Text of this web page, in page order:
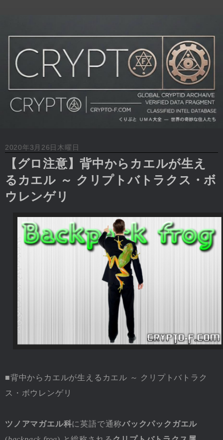
2020年3月26日木曜日
【グロ注意】背中からカエルが生え
るカエル ～ クリプトバトラクス・ボ
ウレンゲリ
■背中からカエルが生えるカエル ～ クリプトバトラク
ス・ボウレンゲリ
ツノアマガエル科に英語で通称バックパックガエル